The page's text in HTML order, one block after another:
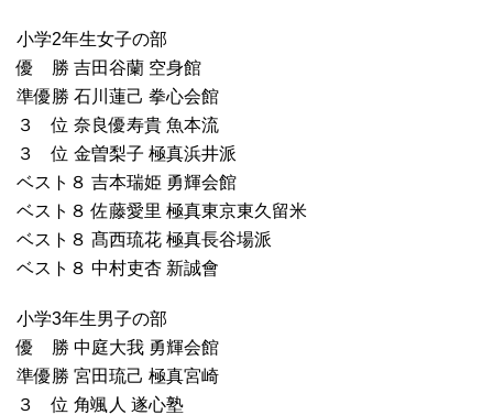
小学2年生女子の部
優 勝 吉田谷蘭 空身館
準優勝 石川蓮己 拳心会館
３ 位 奈良優寿貴 魚本流
３ 位 金曽梨子 極真浜井派
ベスト８ 吉本瑞姫 勇輝会館
ベスト８ 佐藤愛里 極真東京東久留米
ベスト８ 髙西琉花 極真長谷場派
ベスト８ 中村吏杏 新誠會
小学3年生男子の部
優 勝 中庭大我 勇輝会館
準優勝 宮田琉己 極真宮崎
３ 位 角颯人 遂心塾